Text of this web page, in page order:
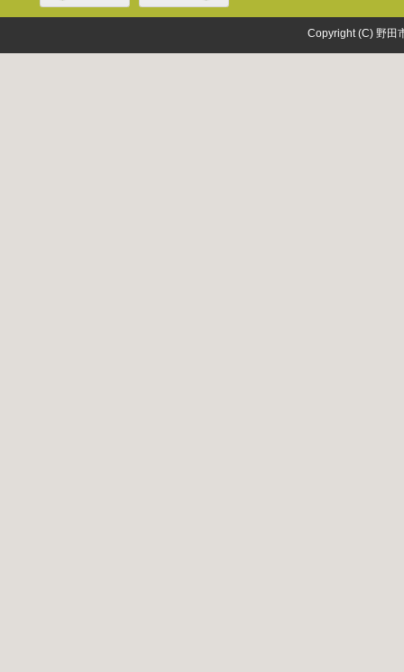
Copyright (C) 野田